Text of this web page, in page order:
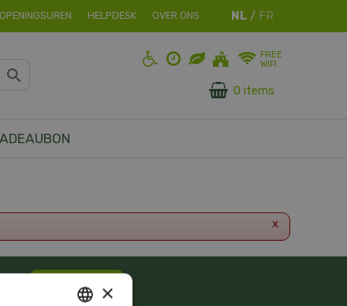
OPENINGSUREN HELPDESK OVER ONS
FREE
WIFI
0 items
x
Inschrijven
×